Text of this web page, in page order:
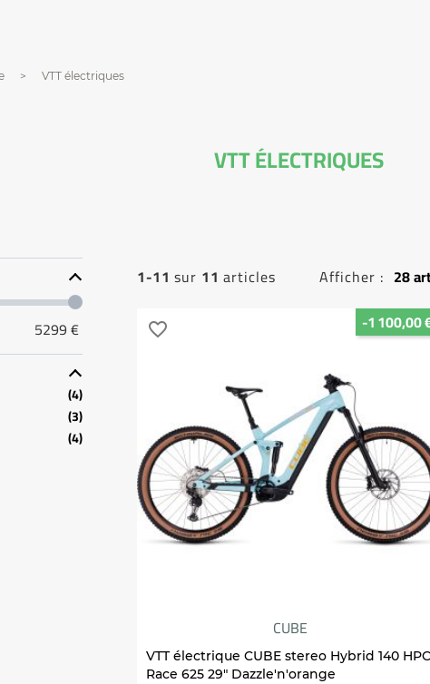
VTT électriques
VTT ÉLECTRIQUES
5299€
4
3
4
1-11sur 11articles Afficher : 28
CUBE
VTT électrique CUBE stereo Hybrid 140 HPC
Race 625 29" Dazzle'n'orange
-1 100,00
favorite_border